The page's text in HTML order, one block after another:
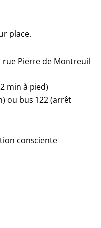
place.
rue Pierre de Montreuil
min à pied)
ou bus 122 (arrêt
consciente